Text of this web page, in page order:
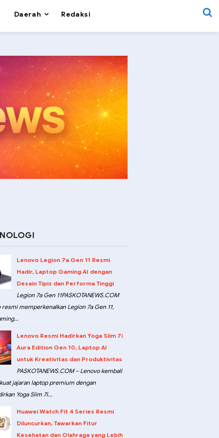
Daerah Redaksi
Lenovo Legion 7a Gen 11 Resmi
Hadir, Laptop Gaming AI dengan
Desain Tipis dan Performa Tinggi
Legion 7a Gen 11PASKOTANEWS.COM
resmi memperkenalkan Legion 7a Gen 11,
Lenovo Resmi Hadirkan Yoga Slim 7i
Aura Edition Gen 10, Laptop AI
untuk Kreativitas dan Produktivitas
PASKOTANEWS.COM – Lenovo kembali
jajaran laptop premium dengan
Yoga Slim 7i...
Huawei Watch Fit 4 Series Resmi
Diluncurkan, Tawarkan Fitur
Kesehatan dan Olahraga yang Lebih